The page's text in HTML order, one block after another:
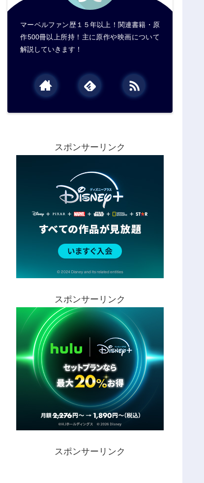
マーベルファン歴１５年以上！関連書籍・原
作500冊以上所持！主に原作や映画について
解説していきます！
スポンサーリンク
スポンサーリンク
スポンサーリンク